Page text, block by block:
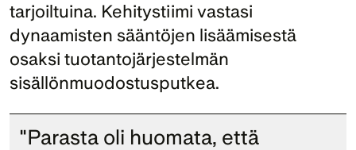
tarjoiltuina. Kehitystiimi vastasi
dynaamisten sääntöjen lisäämisestä
osaksi tuotantojärjestelmän
sisällönmuodostusputkea.
"Parasta oli huomata, että